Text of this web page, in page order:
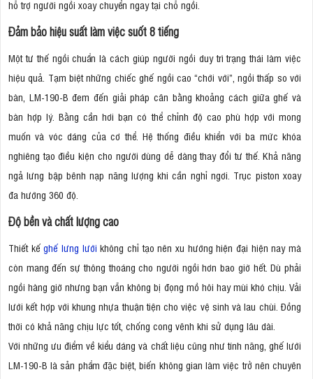
hỗ trợ người ngồi xoay chuyển ngay tại chỗ ngồi.
Đảm bảo hiệu suất làm việc suốt 8 tiếng
Một tư thế ngồi chuẩn là cách giúp người ngồi duy trì trạng thái làm việc
hiệu quả. Tạm biệt những chiếc ghế ngồi cao “chới với”, ngồi thấp so với
bàn, LM-190-B đem đến giải pháp cân bằng khoảng cách giữa ghế và
bàn hợp lý. Bằng cần hơi bạn có thể chỉnh độ cao phù hợp với mong
muốn và vóc dáng của cơ thể. Hệ thống điều khiển với ba mức khóa
nghiêng tạo điều kiện cho người dùng dễ dàng thay đổi tư thế. Khả năng
ngả lưng bập bênh nạp năng lượng khi cần nghỉ ngơi. Trục piston xoay
đa hướng 360 độ.
Độ bền và chất lượng cao
Thiết kếghế lưng lưới không chỉ tạo nên xu hướng hiện đại hiện nay mà
còn mang đến sự thông thoáng cho người ngồi hơn bao giờ hết. Dù phải
ngồi hàng giờ nhưng bạn vẫn không bị đọng mồ hôi hay mùi khó chịu. Vải
lưới kết hợp với khung nhựa thuận tiện cho việc vệ sinh và lau chùi. Đồng
thời có khả năng chịu lực tốt, chống cong vênh khi sử dụng lâu dài.
Với những ưu điểm về kiểu dáng và chất liệu cũng như tính năng, ghế lưới
LM-190-B là sản phẩm đặc biệt, biến không gian làm việc trở nên chuyên